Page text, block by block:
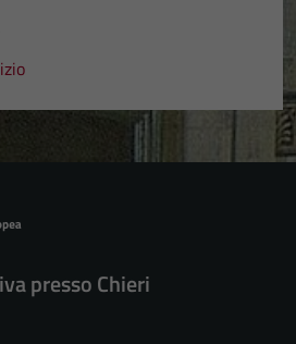
presso Chieri
del sito e non
informazioni